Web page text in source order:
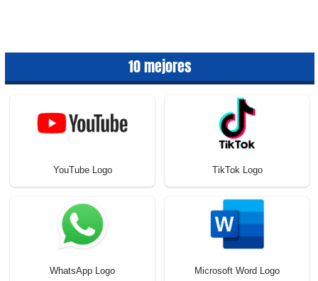
10 mejores
YouTube Logo TikTok Logo
WhatsApp Logo Microsoft Word Logo